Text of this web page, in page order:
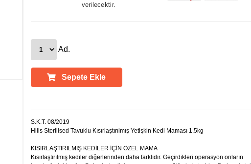
verilecektir.
Ad.
Sepete Ekle
S.K.T. 08/2019
Hills Sterilised Tavuklu Kısırlaştırılmış Yetişkin Kedi Maması 1.5kg
KISIRLAŞTIRILMIŞ KEDİLER İÇİN ÖZEL MAMA
Kısırlaştırılmış kediler diğerlerinden daha farklıdır. Geçirdikleri operasyon onların